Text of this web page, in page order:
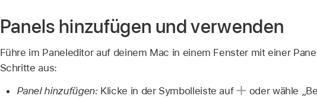
Panels hinzufügen und verwenden
Führe im Paneleditor auf deinem Mac in einem Fenster mit einer
Schritte aus:
Panel hinzufügen:Klicke in der Symbolleiste auf
oder wähle